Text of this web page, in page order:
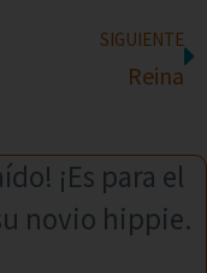
SIGUIENTE
Reina
¡Es para el
novio hippie.